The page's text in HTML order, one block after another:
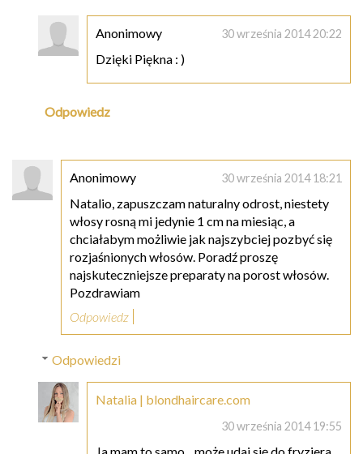
Anonimowy 30 września 2014 20:22
Dzięki Piękna : )
Odpowiedz
Anonimowy 30 września 2014 18:21
Natalio, zapuszczam naturalny odrost, niestety
włosy rosną mi jedynie 1 cm na miesiąc, a
chciałabym możliwie jak najszybciej pozbyć się
rozjaśnionych włosów. Poradź proszę
najskuteczniejsze preparaty na porost włosów.
Pozdrawiam
Odpowiedz
Odpowiedzi
Natalia | blondhaircare.com
30 września 2014 19:55